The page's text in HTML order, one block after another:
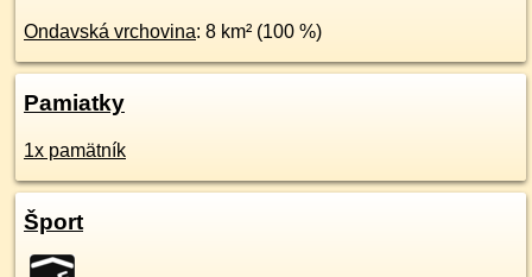
Ondavská vrchovina: 8 km² (100 %)
Pamiatky
1x pamätník
Šport